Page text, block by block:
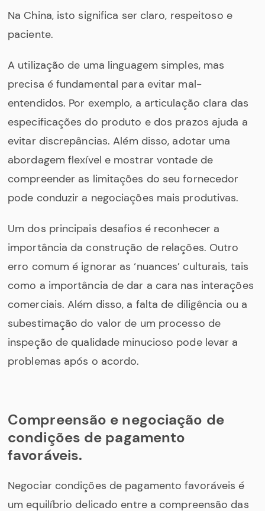
Na China, isto significa ser claro, respeitoso e
paciente.
A utilização de uma linguagem simples, mas
precisa é fundamental para evitar mal-
entendidos. Por exemplo, a articulação clara das
especificações do produto e dos prazos ajuda a
evitar discrepâncias. Além disso, adotar uma
abordagem flexível e mostrar vontade de
compreender as limitações do seu fornecedor
pode conduzir a negociações mais produtivas.
Um dos principais desafios é reconhecer a
importância da construção de relações. Outro
erro comum é ignorar as ‘nuances’ culturais, tais
como a importância de dar a cara nas interações
comerciais. Além disso, a falta de diligência ou a
subestimação do valor de um processo de
inspeção de qualidade minucioso pode levar a
problemas após o acordo.
Compreensão e negociação de
condições de pagamento
favoráveis.
Negociar condições de pagamento favoráveis é
um equilíbrio delicado entre a compreensão das